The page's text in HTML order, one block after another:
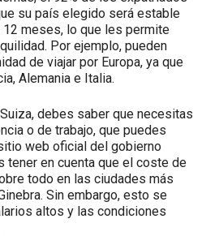
su país elegido será estable
meses, lo que les permite
Por ejemplo, pueden
de viajar por Europa, ya que
Alemania e Italia.
debes saber que necesitas
o de trabajo, que puedes
web oficial del gobierno
tener en cuenta que el coste de
todo en las ciudades más
Sin embargo, esto se
altos y las condiciones